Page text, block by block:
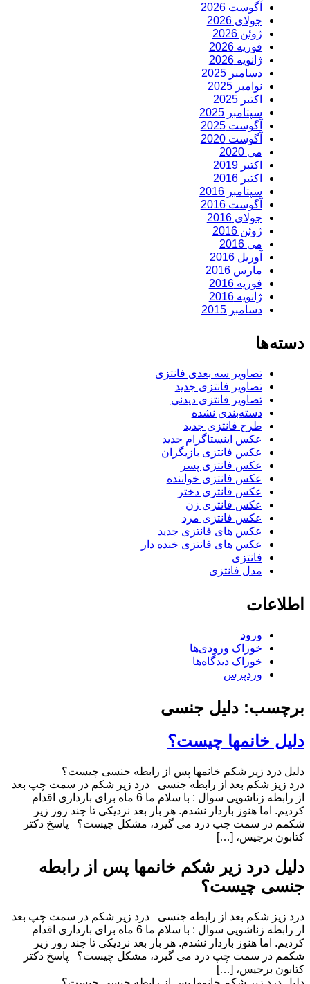
آگوست 2026
جولای 2026
ژوئن 2026
فوریه 2026
ژانویه 2026
دسامبر 2025
نوامبر 2025
اکتبر 2025
سپتامبر 2025
آگوست 2025
آگوست 2020
می 2020
اکتبر 2019
اکتبر 2016
سپتامبر 2016
آگوست 2016
جولای 2016
ژوئن 2016
می 2016
آوریل 2016
مارس 2016
فوریه 2016
ژانویه 2016
دسامبر 2015
دسته‌ها
تصاویر سه بعدی فانتزی
تصاویر فانتزی جدید
تصاویر فانتزی دیدنی
دسته‌بندی نشده
طرح فانتزی جدید
عکس اینستاگرام جدید
عکس فانتزی بازیگران
عکس فانتزی پسر
عکس فانتزی خواننده
عکس فانتزی دختر
عکس فانتزی زن
عکس فانتزی مرد
عکس های فانتزی جدید
عکس های فانتزی خنده دار
فانتزی
مدل فانتزی
اطلاعات
ورود
خوراک ورودی‌ها
خوراک دیدگاه‌ها
وردپرس
برچسب: دلیل جنسی
دلیل خانمها چیست؟
دلیل درد زیر شکم خانمها پس از رابطه جنسی چیست؟
درد زیز شکم بعد از رابطه جنسی درد زیر شکم در سمت چپ بعد
از رابطه زناشویی سوال : با سلام ما 6 ماه برای بارداری اقدام
کردیم. اما هنوز باردار نشدم. هر بار بعد نزدیکی تا چند روز زیر
شکمم در سمت چپ درد می گیرد، مشکل چیست؟ پاسخ دکتر
کتابون برجیس، […]
دلیل درد زیر شکم خانمها پس از رابطه
جنسی چیست؟
درد زیز شکم بعد از رابطه جنسی درد زیر شکم در سمت چپ بعد
از رابطه زناشویی سوال : با سلام ما 6 ماه برای بارداری اقدام
کردیم. اما هنوز باردار نشدم. هر بار بعد نزدیکی تا چند روز زیر
شکمم در سمت چپ درد می گیرد، مشکل چیست؟ پاسخ دکتر
کتابون برجیس، […]